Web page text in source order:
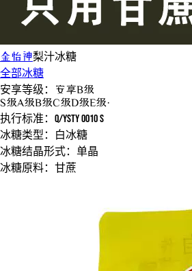
金怡神梨汁冰糖
全部冰糖
安享等级：
安享B级
S级A级B级C级D级E级·
执行标准： Q/YSTY 0010 S
冰糖类型：
白冰糖
冰糖结晶形式： 单晶
冰糖原料： 甘蔗